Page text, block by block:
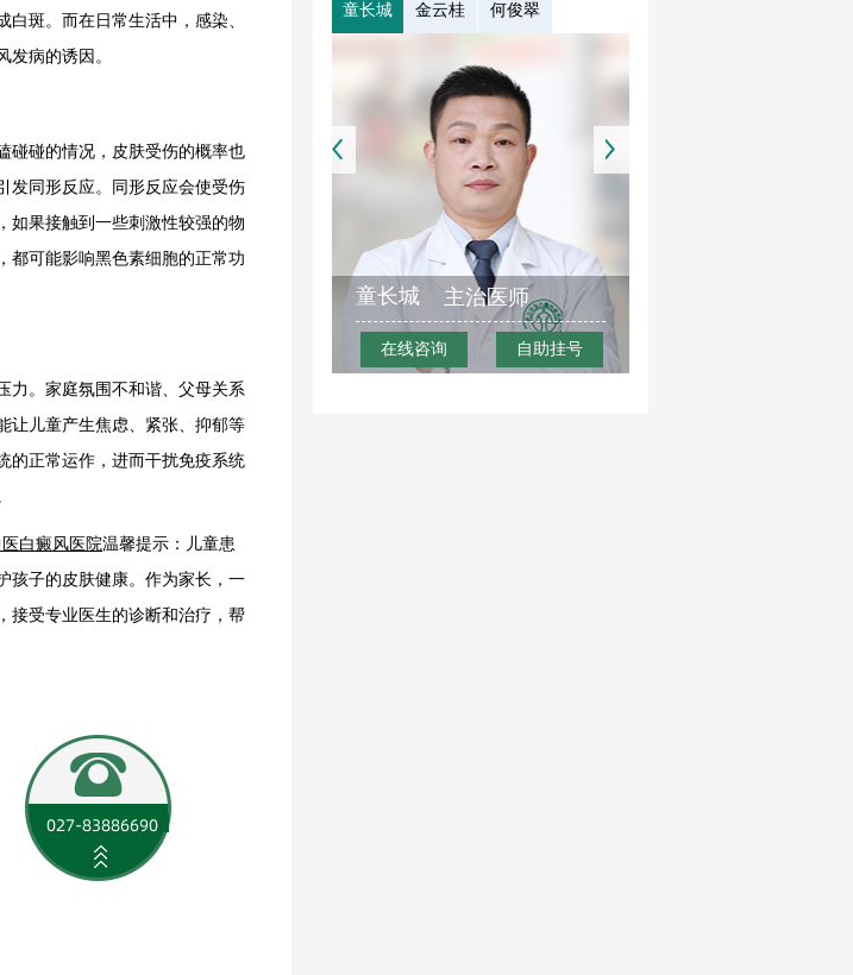
斑。而在日常生活中，感染、
病的诱因。
碰的情况，皮肤受伤的概率也
发同形反应。同形反应会使受伤
如果接触到一些刺激性较强的物
都可能影响黑色素细胞的正常功
。家庭氛围不和谐、父母关系
让儿童产生焦虑、紧张、抑郁等
的正常运作，进而干扰免疫系统
白癜风医院温馨提示：儿童患
孩子的皮肤健康。作为家长，一
接受专业医生的诊断和治疗，帮
童长城 金云桂 何俊翠
童长城 主治医师
在线咨询 自助挂号